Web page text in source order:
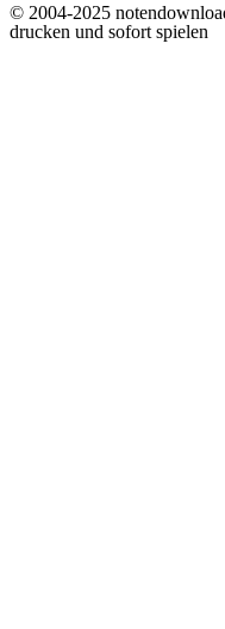
© 2004-2025
drucken und sofort spielen